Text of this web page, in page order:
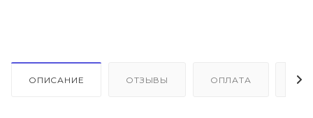
ОПИСАНИЕ ОТЗЫВЫ ОПЛАТА